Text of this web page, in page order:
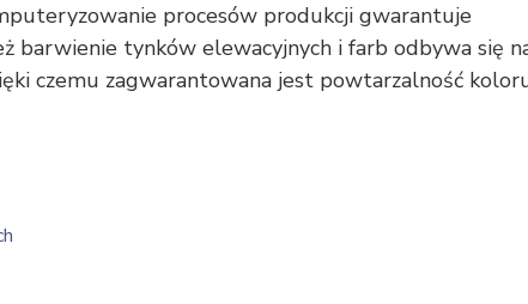
procesów produkcji gwarantuje
barwienie tynków elewacyjnych i farb odbywa się
czemu zagwarantowana jest powtarzalność